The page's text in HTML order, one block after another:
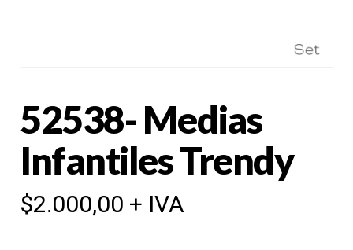
52538- Medias
Infantiles Trendy
$2.000,00 + IVA